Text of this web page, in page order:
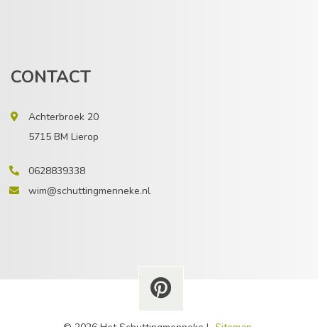
CONTACT
Achterbroek 20
5715 BM Lierop
0628839338
wim@schuttingmenneke.nl